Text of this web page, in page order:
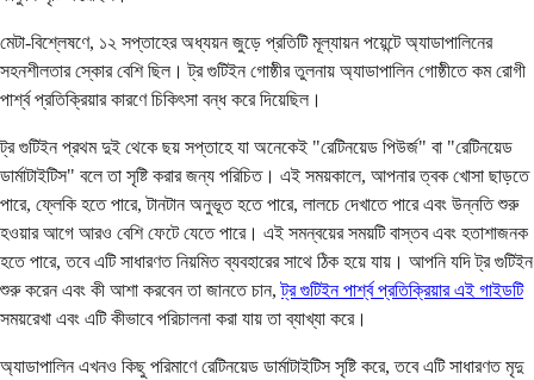
মেটা-বিশ্লেষণে, ১২ সপ্তাহের অধ্যয়ন জুড়ে প্রতিটি মূল্যায়ন পয়েন্টে অ্যাডাপালিনের
সহনশীলতার স্কোর বেশি ছিল। ট্র গুটিইন গোষ্ঠীর তুলনায় অ্যাডাপালিন গোষ্ঠীতে কম রোগী
পার্শ্ব প্রতিক্রিয়ার কারণে চিকিৎসা বন্ধ করে দিয়েছিল।
ট্র গুটিইন প্রথম দুই থেকে ছয় সপ্তাহে যা অনেকেই "রেটিনয়েড পিউর্জ" বা "রেটিনয়েড
ডার্মাটাইটিস" বলে তা সৃষ্টি করার জন্য পরিচিত। এই সময়কালে, আপনার ত্বক খোসা ছাড়তে
পারে, ফ্লেকি হতে পারে, টানটান অনুভূত হতে পারে, লালচে দেখাতে পারে এবং উন্নতি শুরু
হওয়ার আগে আরও বেশি ফেটে যেতে পারে। এই সমন্বয়ের সময়টি বাস্তব এবং হতাশাজনক
হতে পারে, তবে এটি সাধারণত নিয়মিত ব্যবহারের সাথে ঠিক হয়ে যায়। আপনি যদি ট্র গুটিইন
শুরু করেন এবং কী আশা করবেন তা জানতে চান,ট্র গুটিইন পার্শ্ব প্রতিক্রিয়ার এই গাইডটি
সময়রেখা এবং এটি কীভাবে পরিচালনা করা যায় তা ব্যাখ্যা করে।
অ্যাডাপালিন এখনও কিছু পরিমাণে রেটিনয়েড ডার্মাটাইটিস সৃষ্টি করে, তবে এটি সাধারণত মৃদু